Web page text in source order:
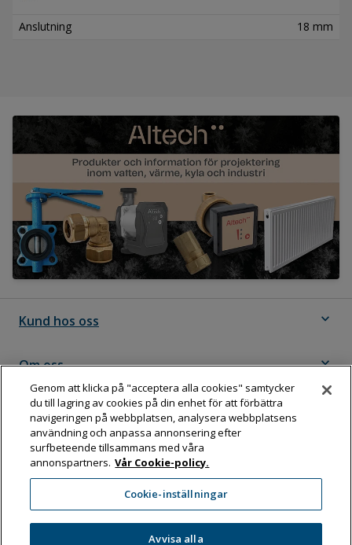
Anslutning 18 mm
Kund hos oss expand_more
Om oss expand_more
Följ Dahl
Dahl Sverige AB
Box 11076, 161 11 BROMMA
Tel:08-583 595 00
Genom att klicka på "acceptera alla cookies" samtycker
du till lagring av cookies på din enhet för att förbättra
navigeringen på webbplatsen, analysera webbplatsens
användning och anpassa annonsering efter
surfbeteende tillsammans med våra
annonspartners. Vår Cookie-policy.
Cookie-inställningar
Avvisa alla